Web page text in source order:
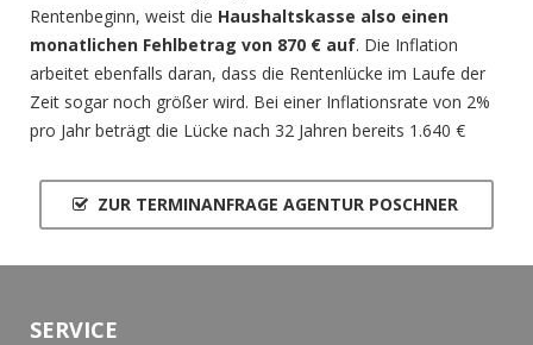
Rentenbeginn, weist die Haushaltskasse also einen
monatlichen Fehlbetrag von 870 € auf. Die Inflation
arbeitet ebenfalls daran, dass die Rentenlücke im Laufe der
Zeit sogar noch größer wird. Bei einer Inflationsrate von 2%
pro Jahr beträgt die Lücke nach 32 Jahren bereits 1.640 €
ZUR TERMINANFRAGE AGENTUR POSCHNER
SERVICE